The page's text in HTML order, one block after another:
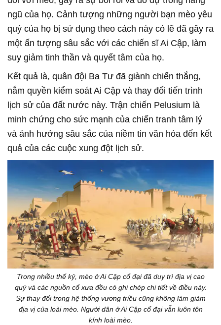
ngũ của họ. Cảnh tượng những người bạn mèo yêu
quý của họ bị sử dụng theo cách này có lẽ đã gây ra
một ấn tượng sâu sắc với các chiến sĩ Ai Cập, làm
suy giảm tinh thần và quyết tâm của họ.
Kết quả là, quân đội Ba Tư đã giành chiến thắng,
nắm quyền kiểm soát Ai Cập và thay đổi tiến trình
lịch sử của đất nước này. Trận chiến Pelusium là
minh chứng cho sức mạnh của chiến tranh tâm lý
và ảnh hưởng sâu sắc của niềm tin văn hóa đến kết
quả của các cuộc xung đột lịch sử.
Trong nhiều thế kỷ, mèo ở Ai Cập cổ đại đã duy trì địa vị cao
quý và các nguồn cổ xưa đều có ghi chép chi tiết về điều này.
Sự thay đổi trong hệ thống vương triều cũng không làm giảm
địa vị của loài mèo. Người dân ở Ai Cập cổ đại vẫn luôn tôn
kính loài mèo.